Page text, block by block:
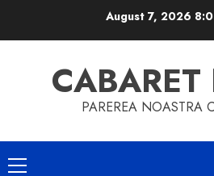
August 7, 2026
PAREREA NOASTRA
Primary